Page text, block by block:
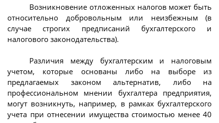
Возникновение отложенных налогов может быть
относительно добровольным или неизбежным (в
случае строгих предписаний бухгалтерского и
налогового законодательства).
Различия между бухгалтерским и налоговым
учетом, которые основаны либо на выборе из
предлагаемых законом альтернатив, либо на
профессиональном мнении бухгалтера предприятия,
могут возникнуть, например, в рамках бухгалтерского
учета при отнесении имущества стоимостью менее 40